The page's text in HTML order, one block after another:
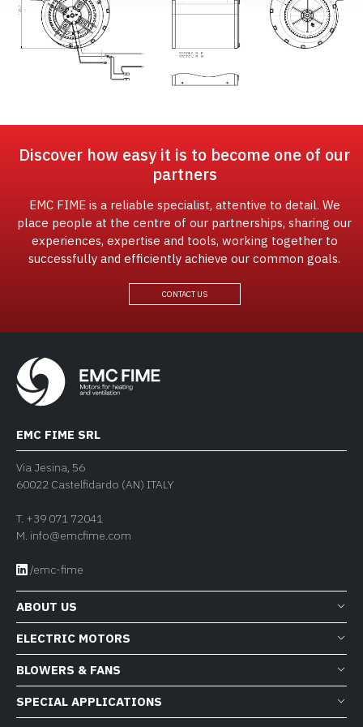
Discover how easy it is to become one of our
partners
EMC FIME is a reliable specialist, attentive to detail. We
place people at the centre of our partnerships, sharing our
experiences, expertise and tools, working together to
successfully and efficiently achieve our common goals.
CONTACT US
EMC FIME SRL
Via Jesina, 56
60022 Castelfidardo (AN) ITALY
T. +39 071 72041
M. info@emcfime.com
/emc-fime
ABOUT US
ELECTRIC MOTORS
BLOWERS & FANS
SPECIAL APPLICATIONS